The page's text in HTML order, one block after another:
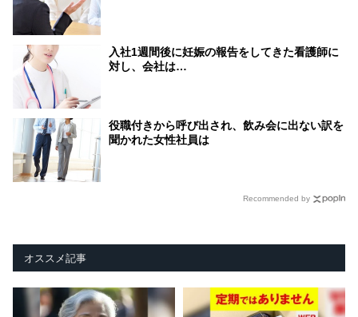
入社1週間後に妊娠の報告をしてきた看護師に
対し、会社は…
役職付きから呼び出され、飲み会に出ない訳を
聞かれた女性社員は
Recommended by
オススメ記事